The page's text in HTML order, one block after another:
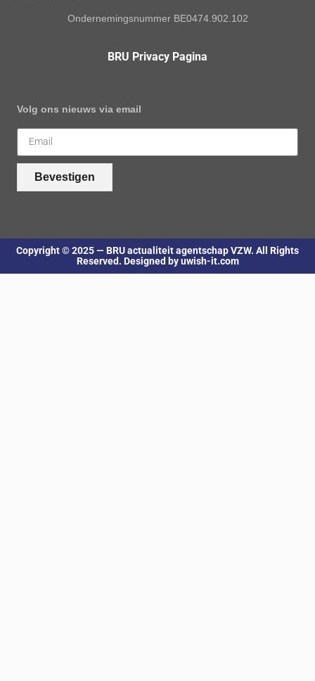
Ondernemingsnummer BE0474.902.102
BRU Privacy Pagina
Volg ons nieuws via email
Bevestigen
Copyright © 2025 — BRU actualiteit agentschap VZW. All Rights
Reserved. Designed by uwish-it.com